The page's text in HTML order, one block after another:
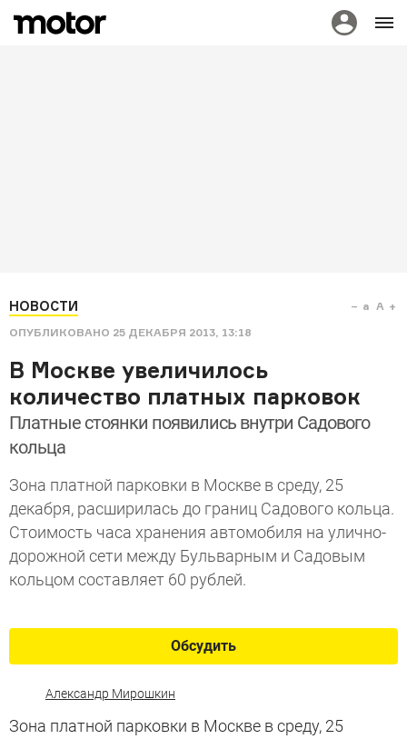
НОВОСТИ
ОПУБЛИКОВАНО 25 ДЕКАБРЯ 2013, 13:18
a A
В Москве увеличилось
количество платных парковок
Платные стоянки появились внутри Садового
кольца
Зона платной парковки в Москве в среду, 25
декабря, расширилась до границ Садового кольца.
Стоимость часа хранения автомобиля на улично-
дорожной сети между Бульварным и Садовым
кольцом составляет 60 рублей.
Обсудить
Александр Мирошкин
Зона платной парковки в Москве в среду, 25